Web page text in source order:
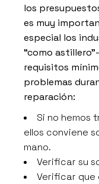
los
es muy
especial los
“como
requisitos
problemas
reparación:
Si no hemos
ellos conviene
mano.
Verificar su
Verificar que